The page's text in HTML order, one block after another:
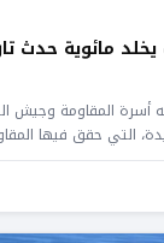
مائوية حدث
المقاومة وجيش
التي حقق فيها